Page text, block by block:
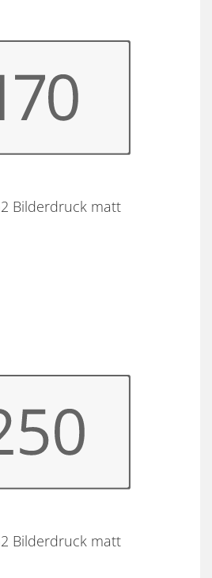
Bilderdruck matt
Bilderdruck matt